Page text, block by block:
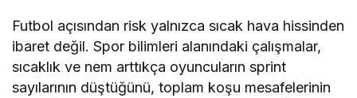
Futbol açısından risk yalnızca sıcak hava hissinden
ibaret değil. Spor bilimleri alanındaki çalışmalar,
sıcaklık ve nem arttıkça oyuncuların sprint
sayılarının düştüğünü, toplam koşu mesafelerinin